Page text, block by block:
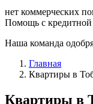
нет коммерческих
Помощь с кредитной
Наша команда
Главная
Квартиры в
Квартиры в